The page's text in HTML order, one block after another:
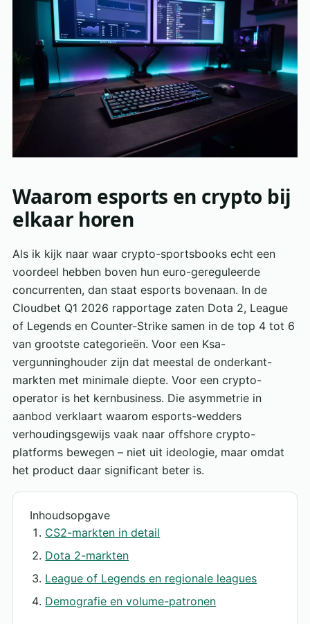
Waarom esports en crypto bij
elkaar horen
Als ik kijk naar waar crypto-sportsbooks echt een
voordeel hebben boven hun euro-gereguleerde
concurrenten, dan staat esports bovenaan. In de
Cloudbet Q1 2026 rapportage zaten Dota 2, League
of Legends en Counter-Strike samen in de top 4 tot 6
van grootste categorieën. Voor een Ksa-
vergunninghouder zijn dat meestal de onderkant-
markten met minimale diepte. Voor een crypto-
operator is het kernbusiness. Die asymmetrie in
aanbod verklaart waarom esports-wedders
verhoudingsgewijs vaak naar offshore crypto-
platforms bewegen – niet uit ideologie, maar omdat
het product daar significant beter is.
Inhoudsopgave
CS2-markten in detail
Dota 2-markten
League of Legends en regionale leagues
Demografie en volume-patronen